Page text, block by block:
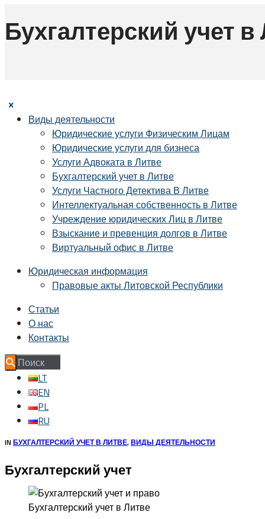
Бухгалтерский учет
Виды деятельности
Юридические услуги Физическим Лицам
Юридические услуги для бизнеса
Услуги Адвоката в Литве
Бухгалтерский учет в Литве
Услуги Частного Детектива В Литве
Интеллектуальная собственность в Литве
Учреждение юридических Лиц в Литве
Взыскание и превенция долгов в Литве
Виртуальный офис в Литве
Юридическая информация
Правовые акты Литовской Республики
Статьи
О нас
Контакты
LT
EN
PL
RU
IN БУХГАЛТЕРСКИЙ УЧЕТ В ЛИТВЕ,ВИДЫ ДЕЯТЕЛЬНОСТИ
Бухгалтерский учет
Бухгалтерский учет в Литве